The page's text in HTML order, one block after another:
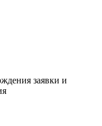
заявки и